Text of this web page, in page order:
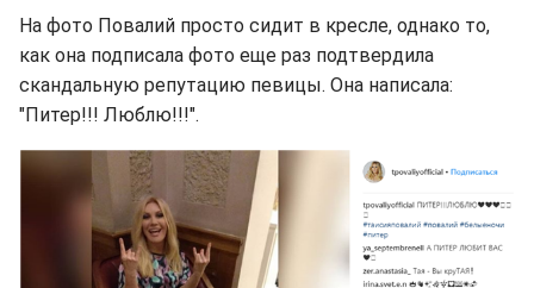
На фото Повалий просто сидит в кресле, однако то,
как она подписала фото еще раз подтвердила
скандальную репутацию певицы. Она написала:
"Питер!!! Люблю!!!".